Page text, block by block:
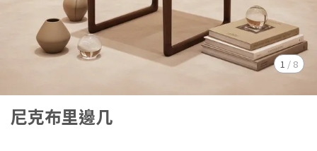
1 / 8
尼克布里邊几